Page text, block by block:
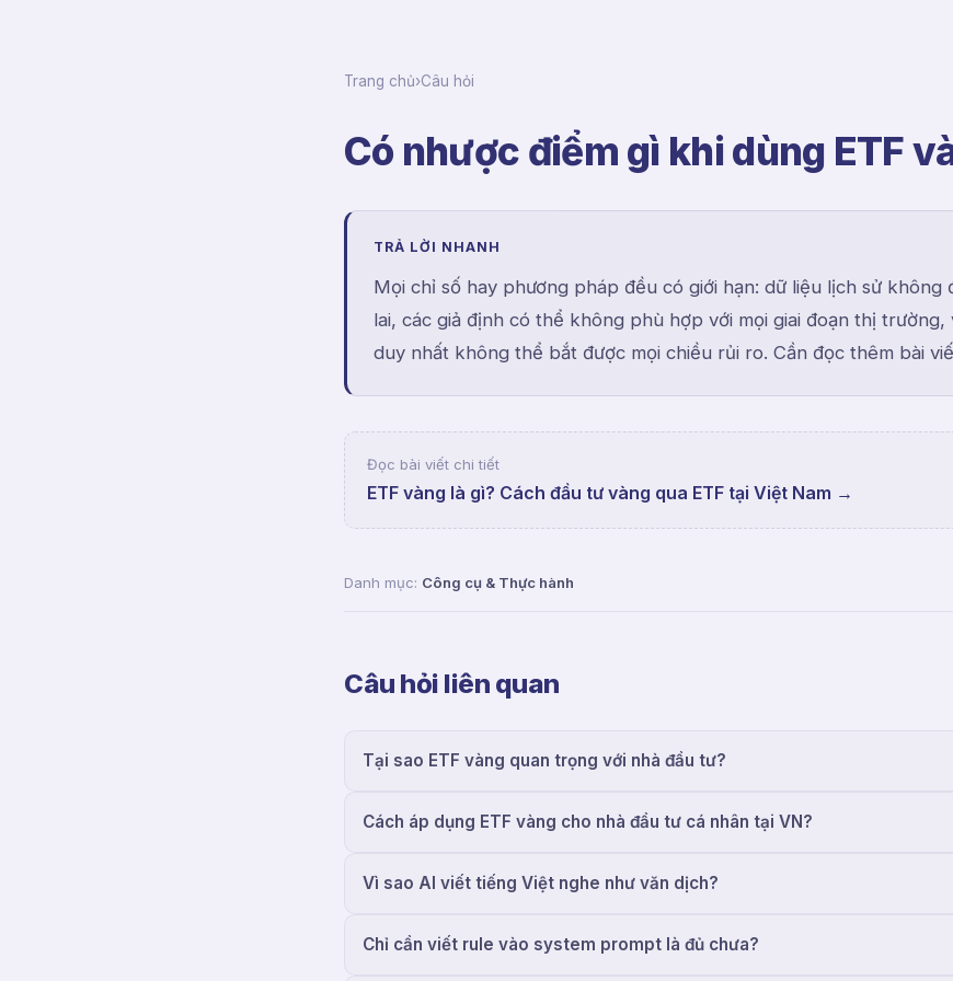
Trang chủ›Câu hỏi
Có nhược điểm gì khi dùng ETF
TRẢ LỜI NHANH
Mọi chỉ số hay phương pháp đều có giới hạn: dữ liệu lịch sử không
lai, các giả định có thể không phù hợp với mọi giai đoạn thị trường,
duy nhất không thể bắt được mọi chiều rủi ro. Cần đọc thêm bài
Đọc bài viết chi tiết
ETF vàng là gì? Cách đầu tư vàng qua ETF tại Việt Nam →
Danh mục: Công cụ & Thực hành
Câu hỏi liên quan
Tại sao ETF vàng quan trọng với nhà đầu tư?
Cách áp dụng ETF vàng cho nhà đầu tư cá nhân tại VN?
Vì sao AI viết tiếng Việt nghe như văn dịch?
Chỉ cần viết rule vào system prompt là đủ chưa?